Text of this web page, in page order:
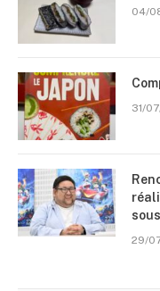
04/
31/
29/